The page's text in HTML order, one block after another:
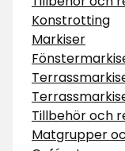
Konstrotting
Markiser
Tillbehör och
Matgrupper